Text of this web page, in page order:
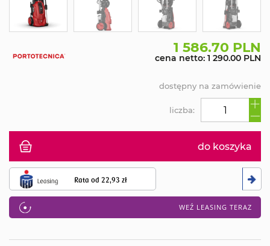
1 586.70 PLN
cena netto: 1 290.00 PLN
do koszyka
Rata od22,93 zł
WEŹ LEASING TERAZ
liczba:
dostępny na zamówienie